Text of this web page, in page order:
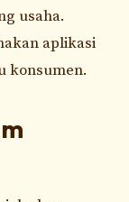
usaha.
aplikasi
konsumen.